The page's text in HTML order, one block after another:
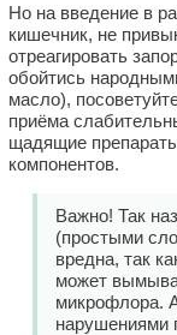
Но на введение в
кишечник, не
отреагировать
обойтись
масло),
приёма
щадящие
компонентов.
Важно! Так
(простыми
вредна, так
может
микрофлора.
нарушениями